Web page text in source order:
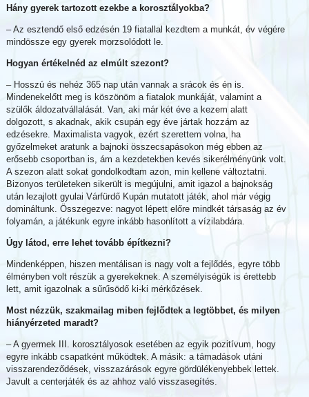
Hány gyerek tartozott ezekbe a korosztályokba?
– Az esztendő első edzésén 19 fiatallal kezdtem a munkát, év végére
mindössze egy gyerek morzsolódott le.
Hogyan értékelnéd az elmúlt szezont?
– Hosszú és nehéz 365 nap után vannak a srácok és én is.
Mindenekelőtt meg is köszönöm a fiatalok munkáját, valamint a
szülők áldozatvállalását. Van, aki már két éve a kezem alatt
dolgozott, s akadnak, akik csupán egy éve jártak hozzám az
edzésekre. Maximalista vagyok, ezért szerettem volna, ha
győzelmeket aratunk a bajnoki összecsapásokon még ebben az
erősebb csoportban is, ám a kezdetekben kevés sikerélményünk volt.
A szezon alatt sokat gondolkodtam azon, min kellene változtatni.
Bizonyos területeken sikerült is megújulni, amit igazol a bajnokság
után lezajlott gyulai Várfürdő Kupán mutatott játék, ahol már végig
domináltunk. Összegezve: nagyot lépett előre mindkét társaság az év
folyamán, a játékunk egyre inkább hasonlított a vízilabdára.
Úgy látod, erre lehet tovább építkezni?
Mindenképpen, hiszen mentálisan is nagy volt a fejlődés, egyre több
élményben volt részük a gyerekeknek. A személyiségük is érettebb
lett, amit igazolnak a sűrűsödő ki-ki mérkőzések.
Most nézzük, szakmailag miben fejlődtek a legtöbbet, és milyen
hiányérzeted maradt?
– A gyermek III. korosztályosok esetében az egyik pozitívum, hogy
egyre inkább csapatként működtek. A másik: a támadások utáni
visszarendeződések, visszazárások egyre gördülékenyebbek lettek.
Javult a centerjáték és az ahhoz való visszasegítés.